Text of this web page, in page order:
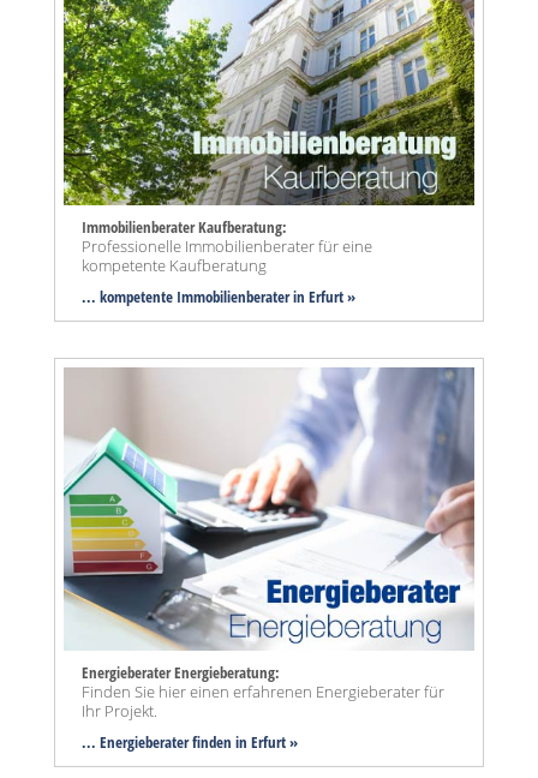
Immobilienberater Kaufberatung:
Professionelle Immobilienberater für eine
kompetente Kaufberatung
... kompetente Immobilienberater in Erfurt »
Energieberater Energieberatung:
Finden Sie hier einen erfahrenen Energieberater für
Ihr Projekt.
... Energieberater finden in Erfurt »